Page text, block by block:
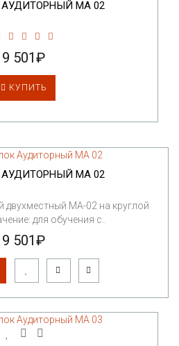
МА 02
9 501₽
КУПИТЬ
МА 02
двухместный МА-02 на круглой
для обучения с..
9 501₽